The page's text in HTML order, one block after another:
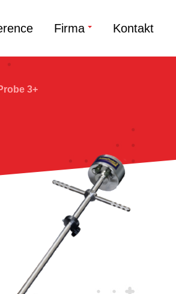
Firma Kontakt
3+